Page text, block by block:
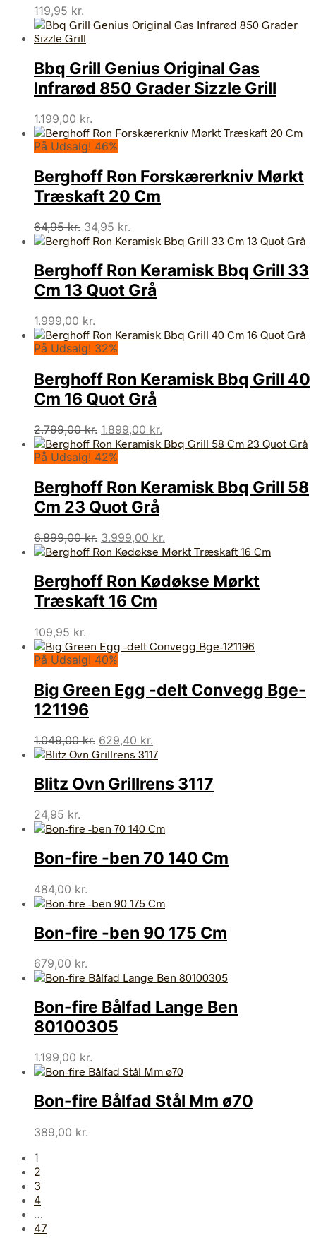
119,95 kr.
Bbq Grill Genius Original Gas
Infrarød 850 Grader Sizzle Grill
1.199,00 kr.
På Udsalg! 46%
Berghoff Ron Forskærerkniv Mørkt
Træskaft 20 Cm
64,95kr. Den
oprindelige
var:
64,95 kr..
34,95 kr.
aktuelle
er:
34,95 kr..
Berghoff Ron Keramisk Bbq Grill 33
Cm 13 Quot Grå
1.999,00 kr.
På Udsalg! 32%
Berghoff Ron Keramisk Bbq Grill 40
Cm 16 Quot Grå
2.799,00kr. Den
oprindelige
pris
2.799,00 kr..
1.899,00 kr.
aktuelle
1.899,00 kr..
På Udsalg! 42%
Berghoff Ron Keramisk Bbq Grill 58
Cm 23 Quot Grå
6.899,00kr. Den
oprindelige
var:
6.899,00 kr..
3.999,00 kr.
aktuelle
er:
3.999,00 kr..
Berghoff Ron Kødøkse Mørkt
Træskaft 16 Cm
109,95 kr.
På Udsalg! 40%
Big Green Egg -delt Convegg Bge-
121196
1.049,00kr. Den
oprindelige
var:
1.049,00 kr..
629,40 kr.
aktuelle
er:
629,40 kr..
Blitz Ovn Grillrens 3117
24,95 kr.
Bon-fire -ben 70 140 Cm
484,00 kr.
Bon-fire -ben 90 175 Cm
679,00 kr.
Bon-fire Bålfad Lange Ben
80100305
1.199,00 kr.
Bon-fire Bålfad Stål Mm ø70
389,00 kr.
1
2
3
4
…
47